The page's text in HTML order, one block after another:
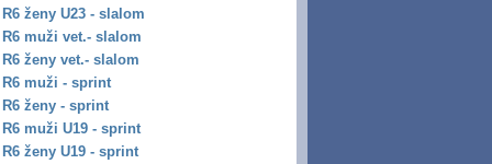
R6 ženy U23 - slalom
R6 muži vet.- slalom
R6 ženy vet.- slalom
R6 muži - sprint
R6 ženy - sprint
R6 muži U19 - sprint
R6 ženy U19 - sprint